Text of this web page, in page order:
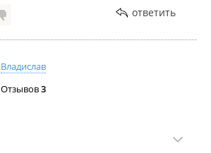
ответить
Владислав
Отзывов3